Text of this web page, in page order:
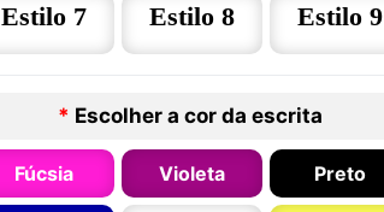
Estilo 7 Estilo 8 Estilo 9
* Escolher a cor da escrita
Fúcsia Violeta Preto